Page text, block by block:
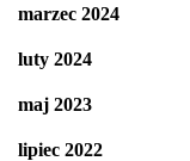
marzec 2024
luty 2024
maj 2023
lipiec 2022